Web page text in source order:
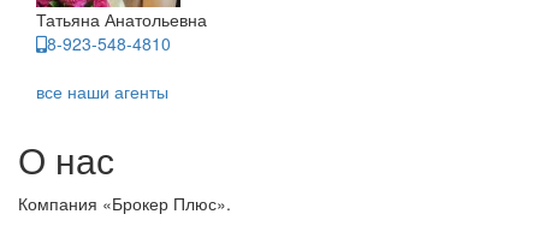
Татьяна Анатольевна
8-923-548-4810
все наши агенты
О нас
Компания «Брокер Плюс».